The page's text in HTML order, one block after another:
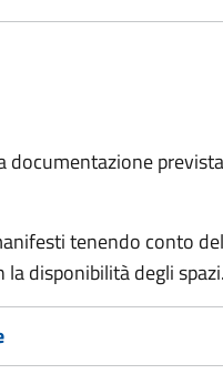
tenendo conto
disponibilità degli spazi.